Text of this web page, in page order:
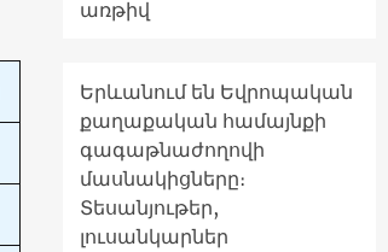
առթիվ
Երևանում են Եվրոպական
քաղաքական համայնքի
գագաթնաժողովի
մասնակիցները։
Տեսանյութեր,
լուսանկարներ